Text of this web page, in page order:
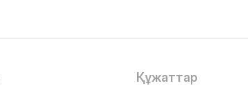
Құжаттар